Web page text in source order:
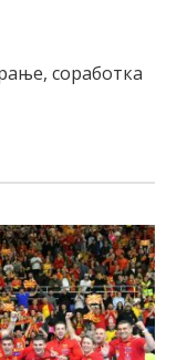
соработка